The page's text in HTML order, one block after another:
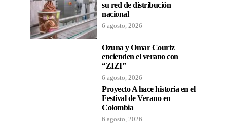
su red de distribución
nacional
6 agosto, 2026
Ozuna y Omar Courtz
encienden el verano con
“ZIZI”
6 agosto, 2026
Proyecto A hace historia en el
Festival de Verano en
Colombia
6 agosto, 2026